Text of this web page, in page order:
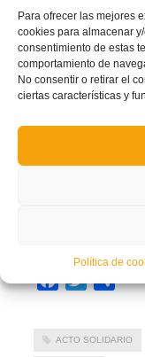
Para ofrecer las mejores
cookies para almacenar
consentimiento de estas
comportamiento de
No consentir o retirar el
ciertas características y
Política de
ACTO SOLIDARIO